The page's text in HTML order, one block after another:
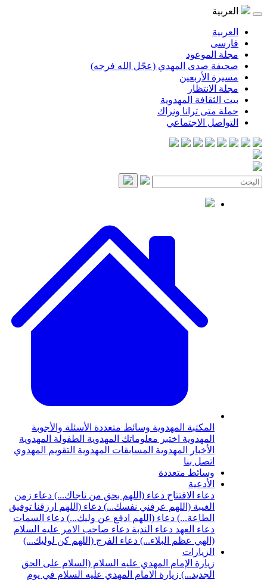
العربية
العربية
فارسی
مجلة الموعود
صحيفة صدى المهدي (عجّل الله فرجه)
مسيرة الأربعين
مجلة الانتظار
بيت الثقافة المهدوية
حملة متى ترانا ونراك
التواصل الاجتماعي
المكتبة المهدوية وسائط متعددة الأسئلة والأجوبة
المهدوية اختبر معلوماتك المهدوية الطفولة المهدوية
الأخبار المهدوية المسابقات المهدوية التقويم المهدوي
اتصل بنا
وسائط متعددة
الأدعية
دعاء الافتتاح دعاء (اللهم بحق من ناجاك...) دعاء زمن
الغيبة (اللهم عرفني نفسك...) دعاء (اللهم ارزقنا توفيق
الطاعة...) دعاء (اللهم ادفع عن وليك...) دعاء السمات
دعاء العهد دعاء الندبة دعاء صاحب الامر عليه السلام
(الهي عظم البلاء...) دعاء الفرج (اللهم كن لوليك...)
الزيارات
زيارة الإمام المهدي عليه السلام (السلام على الحق
الجديد...) زيارة الامام المهدي عليه السلام في يوم